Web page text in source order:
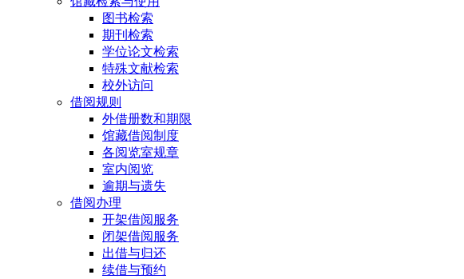
图书检索
期刊检索
学位论文检索
特殊文献检索
校外访问
借阅规则
外借册数和期限
馆藏借阅制度
各阅览室规章
室内阅览
逾期与遗失
借阅办理
开架借阅服务
闭架借阅服务
出借与归还
续借与预约